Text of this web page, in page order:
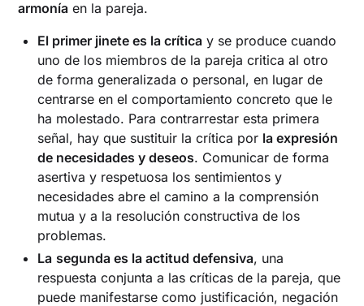
armonía en la pareja.
El primer jinete es la crítica y se produce cuando
uno de los miembros de la pareja critica al otro
de forma generalizada o personal, en lugar de
centrarse en el comportamiento concreto que le
ha molestado. Para contrarrestar esta primera
señal, hay que sustituir la crítica por la expresión
de necesidades y deseos. Comunicar de forma
asertiva y respetuosa los sentimientos y
necesidades abre el camino a la comprensión
mutua y a la resolución constructiva de los
problemas.
La segunda es la actitud defensiva, una
respuesta conjunta a las críticas de la pareja, que
puede manifestarse como justificación, negación